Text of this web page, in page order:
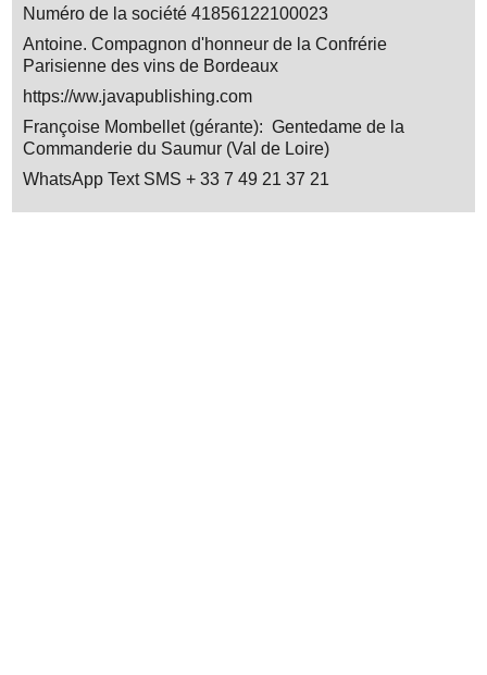
Numéro de la société 41856122100023
Antoine. Compagnon d'honneur de la Confrérie
Parisienne des vins de Bordeaux
https://ww.javapublishing.com
Françoise Mombellet (gérante): Gentedame de la
Commanderie du Saumur (Val de Loire)
WhatsApp Text SMS + 33 7 49 21 37 21